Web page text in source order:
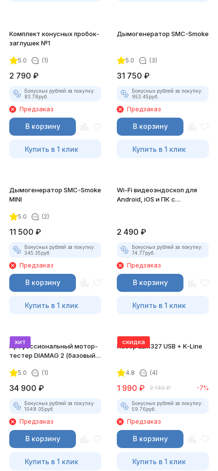
Комплект конусных пробок-
заглушек №1
5.0 (1)
2 790 ₽
Бонусных рублей за покупку:
83.78руб.
Предзаказ
В корзину
Купить в 1 клик
Дымогенератор SMC-Smoke
5.0 (3)
31 750 ₽
Бонусных рублей за покупку:
953.45руб.
Предзаказ
В корзину
Купить в 1 клик
Дымогенератор SMC-Smoke
MINI
5.0 (2)
11 500 ₽
Бонусных рублей за покупку:
345.35руб.
Предзаказ
В корзину
Купить в 1 клик
Wi-Fi видеоэндоскоп для
Android, iOS и ПК с
2 490 ₽
Бонусных рублей за покупку:
74.77руб.
Предзаказ
В корзину
Купить в 1 клик
хит
Профессиональный мотор-
тестер DIAMAG 2 (базовый
5.0 (1)
34 900 ₽
Бонусных рублей за покупку:
1048.05руб.
Предзаказ
В корзину
Купить в 1 клик
скидка
Набор ELM327 USB + K-Line
4.8 (4)
1 990 ₽ 2 140 ₽ -7%
Бонусных рублей за покупку:
59.76руб.
Предзаказ
В корзину
Купить в 1 клик